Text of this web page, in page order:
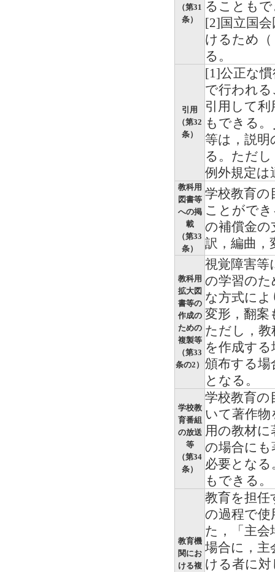
（第31
条）
ることも
[2]国立国
けるため
る。
引用
（第32
条）
[1]公正な
で行われ
引用して
もできる。
等は，説明
る。ただ
例外規定は
教科用
図書等
への掲
載
（第33
条）
学校教育の
ことがで
の補償金の
訳，編曲，
教科用
拡大図
書等の
作成の
ための
複製等
（第33
条の2）
視覚障害等
の学習のた
な方式に
変形，翻案
ただし，教
を作成す
頒布する場
となる。
学校教
育番組
の放送
等
（第34
条）
学校教育の
いて著作
用の教材
の場合にも
必要となる
もできる。
教育機
関にお
ける複
教育を担任
の過程で
た，「主会
場合に，主
ける者に